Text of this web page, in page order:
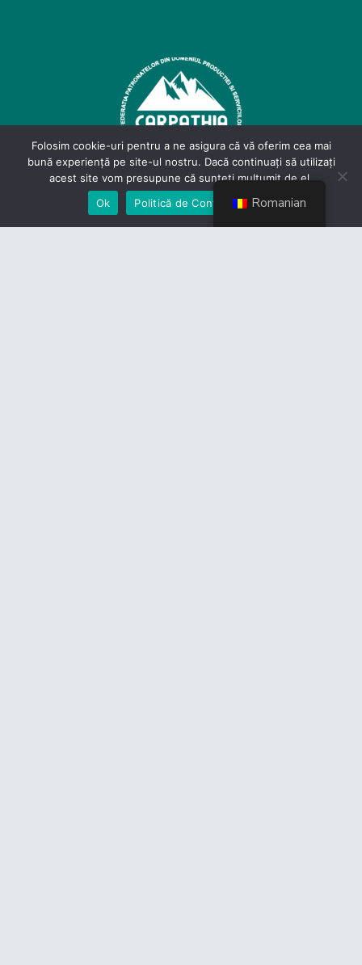
Contact
Romanian
Folosim cookie-uri pentru a ne asigura că vă oferim cea mai
bună experiență pe site-ul nostru. Dacă continuați să utilizați
acest site vom presupune că sunteți mulțumit de el.
Ok
Politică de Confidențialiate